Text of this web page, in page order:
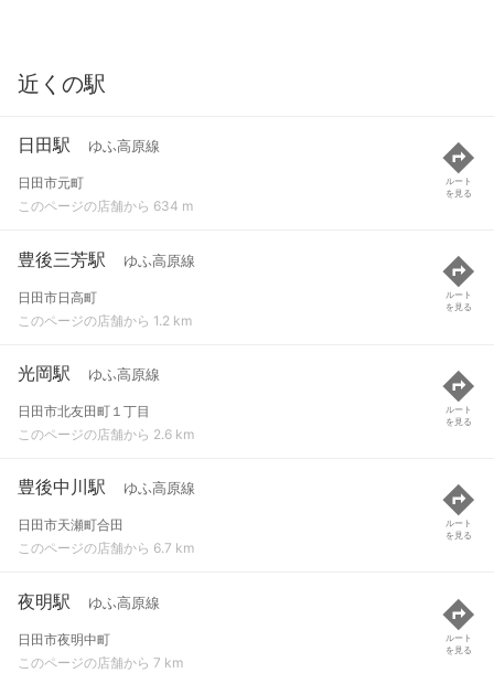
近くの駅
日田駅 ゆふ高原線
日田市元町
このページの店舗から 634 m
ルート
を見る
豊後三芳駅 ゆふ高原線
日田市日高町
このページの店舗から 1.2 km
ルート
を見る
光岡駅 ゆふ高原線
日田市北友田町１丁目
このページの店舗から 2.6 km
ルート
を見る
豊後中川駅 ゆふ高原線
日田市天瀬町合田
このページの店舗から 6.7 km
ルート
を見る
夜明駅 ゆふ高原線
日田市夜明中町
このページの店舗から 7 km
ルート
を見る